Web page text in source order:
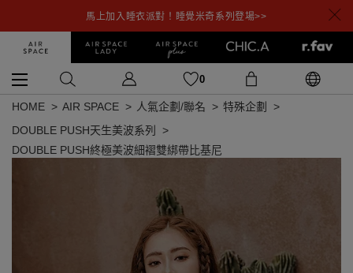
馬上加入睡衣派對！睡覺米奇系列登場>>
0
HOME AIR SPACE 人氣企劃/聯名
特殊企劃
DOUBLE PUSH天生美波系列
DOUBLE PUSH終極美波細褶雙綁帶比基尼